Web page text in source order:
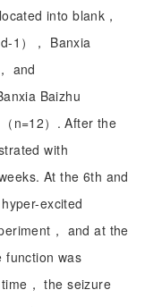
into blank，
1）， Banxia
and
Baizhu
n=12）. After the
with
At the 6th and
excited
， and at the
function was
， the seizure